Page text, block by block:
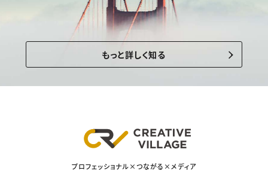
もっと詳しく知る
プロフェッショナル×つながる×メディア